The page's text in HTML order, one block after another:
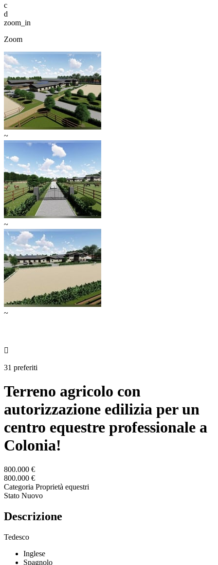
c
d
zoom_in
Zoom
~
~
~

31 preferiti
Terreno agricolo con
autorizzazione edilizia per un
centro equestre professionale a
Colonia!
800.000 €
800.000 €
Categoria Proprietà equestri
Stato Nuovo
Descrizione
Tedesco
Inglese
Spagnolo